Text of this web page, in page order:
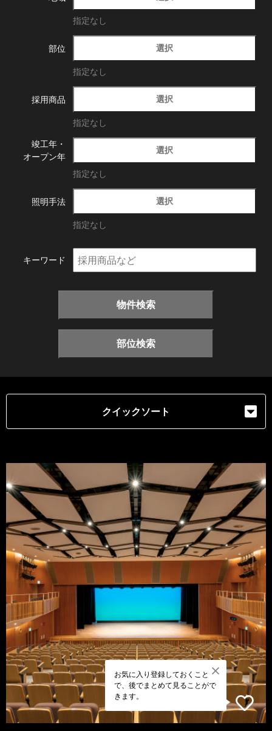
指定なし
部位 選択
指定なし
採用商品 選択
指定なし
竣工年・
オープン年
選択
指定なし
照明手法 選択
指定なし
キーワード
物件検索
部位検索
クイックソート
お気に入り登録しておくこと
で、後でまとめて見ることがで
きます。